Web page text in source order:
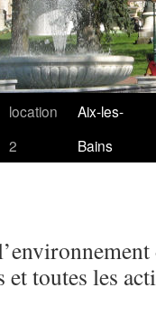
location
2
Aix-les-
Bains
toutes les